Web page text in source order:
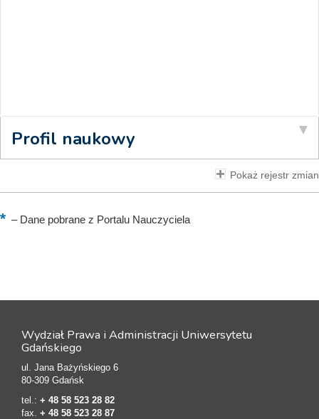
Profil naukowy
Pokaż rejestr zmian
–Dane pobrane z Portalu Nauczyciela
Wydział Prawa i Administracji Uniwersytetu
Gdańskiego
ul. Jana Bażyńskiego 6
80-309 Gdańsk
tel.: + 48 58 523 28 82
fax. + 48 58 523 28 87